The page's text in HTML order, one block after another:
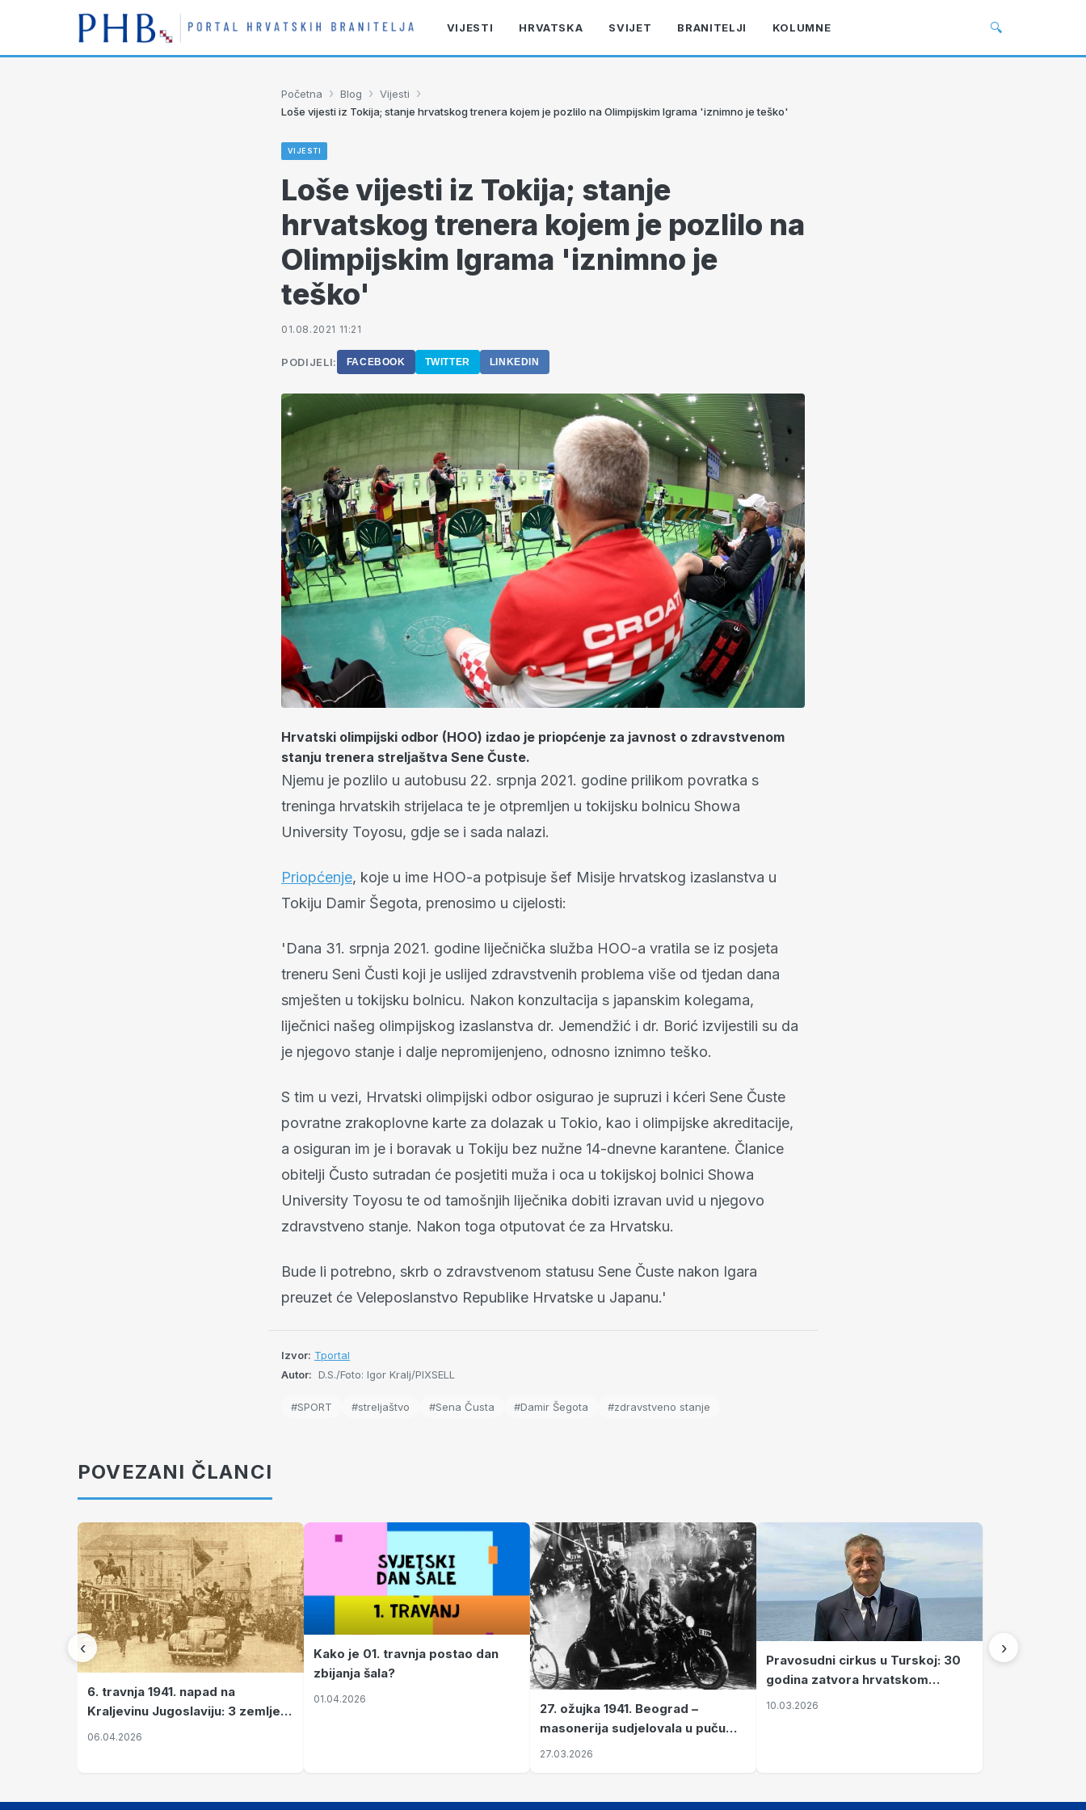
VIJESTI HRVATSKA SVIJET BRANITELJI KOLUMNE 🔍
Početna › Blog › Vijesti ›
Loše vijesti iz Tokija; stanje hrvatskog trenera kojem je pozlilo na Olimpijskim Igrama 'iznimno je teško'
VIJESTI
Loše vijesti iz Tokija; stanje
hrvatskog trenera kojem je pozlilo na
Olimpijskim Igrama 'iznimno je
teško'
01.08.2021 11:21
PODIJELI: FACEBOOK TWITTER LINKEDIN
Hrvatski olimpijski odbor (HOO) izdao je priopćenje za javnost o zdravstvenom
stanju trenera streljaštva Sene Čuste.
Njemu je pozlilo u autobusu 22. srpnja 2021. godine prilikom povratka s
treninga hrvatskih strijelaca te je otpremljen u tokijsku bolnicu Showa
University Toyosu, gdje se i sada nalazi.
Priopćenje, koje u ime HOO-a potpisuje šef Misije hrvatskog izaslanstva u
Tokiju Damir Šegota, prenosimo u cijelosti:
'Dana 31. srpnja 2021. godine liječnička služba HOO-a vratila se iz posjeta
treneru Seni Čusti koji je uslijed zdravstvenih problema više od tjedan dana
smješten u tokijsku bolnicu. Nakon konzultacija s japanskim kolegama,
liječnici našeg olimpijskog izaslanstva dr. Jemendžić i dr. Borić izvijestili su da
je njegovo stanje i dalje nepromijenjeno, odnosno iznimno teško.
S tim u vezi, Hrvatski olimpijski odbor osigurao je supruzi i kćeri Sene Čuste
povratne zrakoplovne karte za dolazak u Tokio, kao i olimpijske akreditacije,
a osiguran im je i boravak u Tokiju bez nužne 14-dnevne karantene. Članice
obitelji Čusto sutradan će posjetiti muža i oca u tokijskoj bolnici Showa
University Toyosu te od tamošnjih liječnika dobiti izravan uvid u njegovo
zdravstveno stanje. Nakon toga otputovat će za Hrvatsku.
Bude li potrebno, skrb o zdravstvenom statusu Sene Čuste nakon Igara
preuzet će Veleposlanstvo Republike Hrvatske u Japanu.'
Izvor: Tportal
Autor: D.S./Foto: Igor Kralj/PIXSELL
#SPORT #streljaštvo #Sena Čusta #Damir Šegota #zdravstveno stanje
POVEZANI ČLANCI
‹
6. travnja 1941. napad na
Kraljevinu Jugoslaviju: 3 zemlje
nastale njenim raspadom
06.04.2026
Kako je 01. travnja postao dan
zbijanja šala?
01.04.2026
27. ožujka 1941. Beograd –
masonerija sudjelovala u puču
koji je Jugoslaviju odveo u krvavi
27.03.2026
Pravosudni cirkus u Turskoj: 30
godina zatvora hrvatskom
kapetanu kojeg su sami pustili
10.03.2026
›